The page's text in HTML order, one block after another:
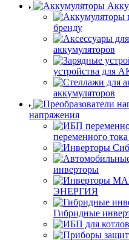
бренду
аккумуляторов
устройства для
аккумуляторов
напряжения
переменного
инверторы
ЭНЕРГИЯ
Гибридные